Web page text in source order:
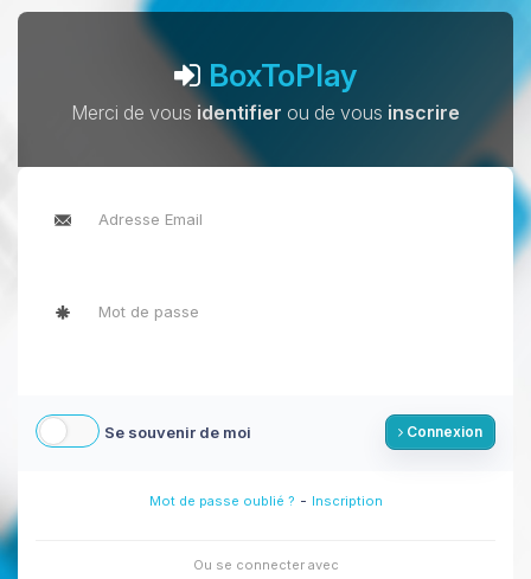
BoxToPlay
Merci de vous identifier ou de vous inscrire
Se souvenir de moi Connexion
Mot de passe oublié ? - Inscription
Ou se connecter avec